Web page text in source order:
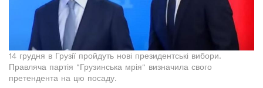
14 грудня в Грузії пройдуть нові президентські вибори.
Правляча партія "Грузинська мрія" визначила свого
претендента на цю посаду.